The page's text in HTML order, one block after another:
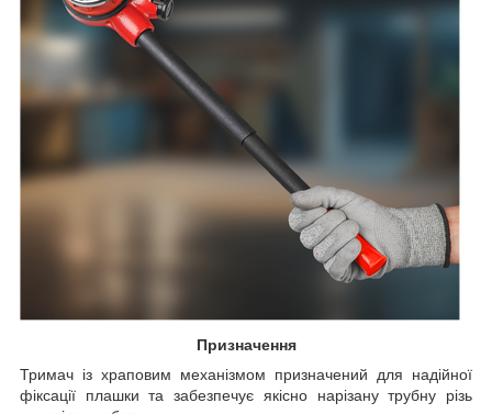
Призначення
Тримач із храповим механізмом призначений для надійної
фіксації плашки та забезпечує якісно нарізану трубну різь